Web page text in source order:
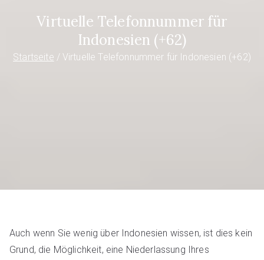
Virtuelle Telefonnummer für
Indonesien (+62)
Startseite Virtuelle Telefonnummer für Indonesien (+62)
Auch wenn Sie wenig über Indonesien wissen, ist dies kein
Grund, die Möglichkeit, eine Niederlassung Ihres